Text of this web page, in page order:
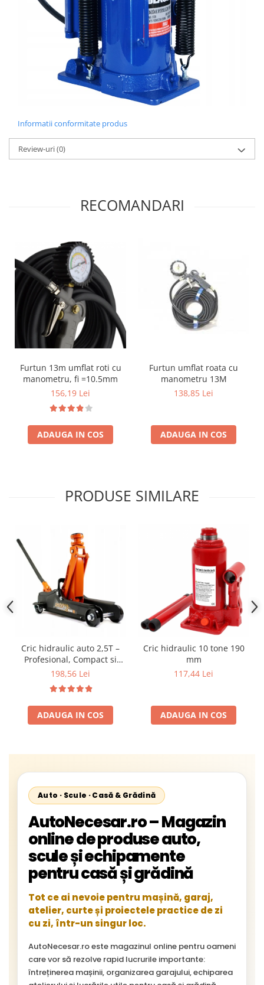
Informatii conformitate produs
Review-uri(0)
RECOMANDARI
Furtun 13m umflat roti cu
manometru, fi =10.5mm
156,19 Lei
ADAUGA IN COS
Furtun umflat roata cu
manometru 13M
138,85 Lei
ADAUGA IN COS
PRODUSE SIMILARE
Cric hidraulic auto 2,5T –
Profesional, Compact si
Sigur pentru Garaj si
pentru service-uri auto 2
Cauciucuri Incluse
198,56 Lei
ADAUGA IN COS
Cric hidraulic 10 tone 190
mm
117,44 Lei
ADAUGA IN COS
Auto · Scule · Casă & Grădină
AutoNecesar.ro – Magazin
online de produse auto,
scule și echipamente
pentru casă și grădină
Tot ce ai nevoie pentru mașină, garaj,
atelier, curte și proiectele practice de zi
cu zi, într-un singur loc.
AutoNecesar.ro este magazinul online pentru oameni
care vor să rezolve rapid lucrurile importante:
întreținerea mașinii, organizarea garajului, echiparea